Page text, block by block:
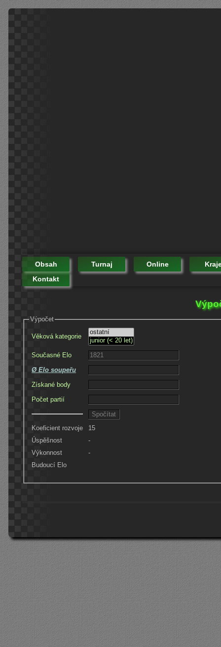
Obsah Turnaj Online
Kontakt
Výpočet
Věková kategorie
Současné Elo
Ø Elo soupeřu
Získané body
Počet partií
Koeficient rozvoje
15
Úspěšnost
-
Výkonnost
-
Budoucí Elo